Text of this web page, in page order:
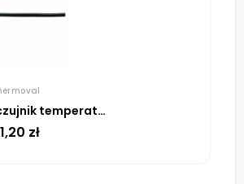
THERMOVAL czujnik temperatury do UTR, przewód 1,5 mb
zł